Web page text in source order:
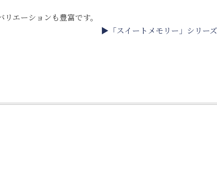
エーションも豊富です。
▶「スイートメモリー」シリー